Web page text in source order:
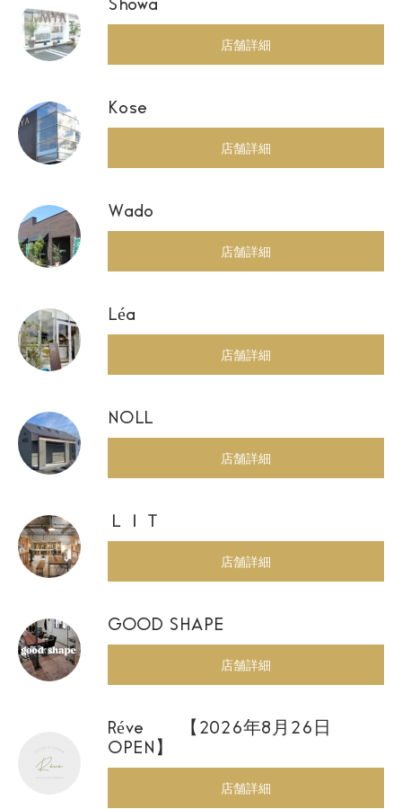
Showa
店舗詳細
Kose
店舗詳細
Wado
店舗詳細
Léa
店舗詳細
NOLL
店舗詳細
ＬＩＴ
店舗詳細
GOOD SHAPE
店舗詳細
Réve 【2026年8月26日
OPEN】
店舗詳細